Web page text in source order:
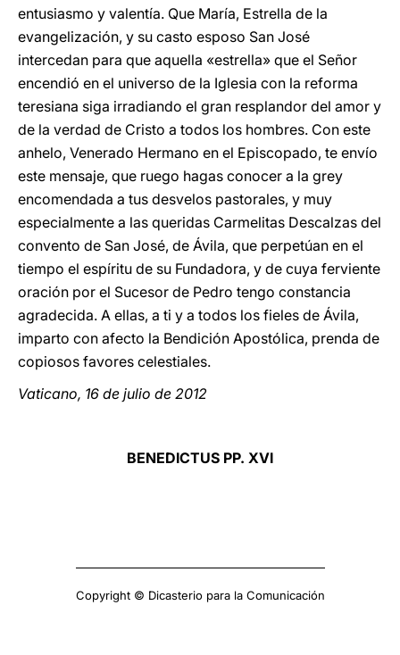
entusiasmo y valentía. Que María, Estrella de la
evangelización, y su casto esposo San José
intercedan para que aquella «estrella» que el Señor
encendió en el universo de la Iglesia con la reforma
teresiana siga irradiando el gran resplandor del amor y
de la verdad de Cristo a todos los hombres. Con este
anhelo, Venerado Hermano en el Episcopado, te envío
este mensaje, que ruego hagas conocer a la grey
encomendada a tus desvelos pastorales, y muy
especialmente a las queridas Carmelitas Descalzas del
convento de San José, de Ávila, que perpetúan en el
tiempo el espíritu de su Fundadora, y de cuya ferviente
oración por el Sucesor de Pedro tengo constancia
agradecida. A ellas, a ti y a todos los fieles de Ávila,
imparto con afecto la Bendición Apostólica, prenda de
copiosos favores celestiales.
Vaticano, 16 de julio de 2012
BENEDICTUS PP. XVI
Copyright © Dicasterio para la Comunicación